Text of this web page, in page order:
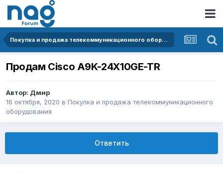
Покупка и продажа телекоммуникационного оборудования
Продам Cisco A9K-24X10GE-TR
Автор: Дмир
16 октября, 2020 в Покупка и продажа телекоммуникационного
оборудования
Ответить